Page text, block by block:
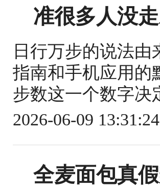
准很多人没
日行万步的说法由
指南和手机应用的
步数这一个数字决
2026-06-09 13:31:24
全麦面包真